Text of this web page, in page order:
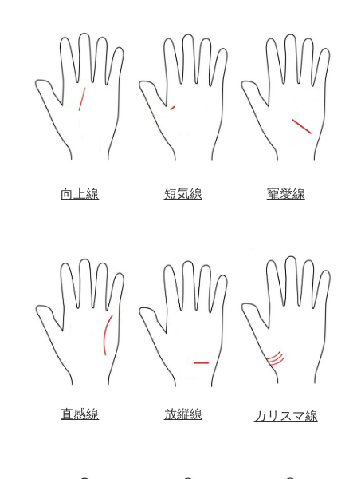
向上線 短気線 寵愛線
直感線 放縦線 カリスマ線